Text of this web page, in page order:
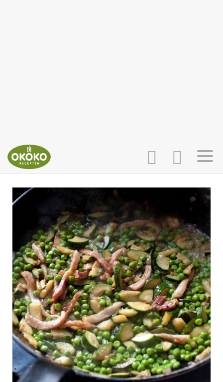
INLOGGEN
AANMELDEN
HOME
RECEPTEN
WEEKMENU'S
KOOKBOEKEN